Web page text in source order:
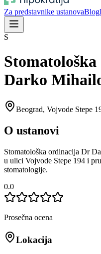
Za predstavnike ustanovaBlog
S
Darko
Beograd, Vojvode Stepe
O ustanovi
Stomatološka ordinacija Dr
u ulici Vojvode Stepe 194 i
stomatologije.
0.0
Prosečna ocena
Lokacija